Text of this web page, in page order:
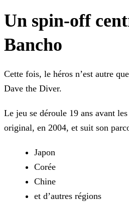
Un spin-off
Bancho
Cette fois, le héros n’est autre
Dave the Diver.
Le jeu se déroule 19 ans avant
original, en 2004, et suit son
Japon
Corée
Chine
et d’autres régions